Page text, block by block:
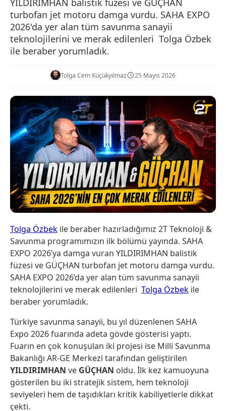
YILDIRIMHAN balistik füzesi ve GÜÇHAN
turbofan jet motoru damga vurdu. SAHA EXPO
2026'da yer alan tüm savunma sanayii
teknolojilerini ve merak edilenleri ​ Tolga Özbek
ile beraber yorumladık.
Tolga Cem Küçükyılmaz 25 Mayıs 2026
Tolga Özbek ile beraber hazırladığımız 2T Teknoloji &
Savunma programımızın ilk bölümü yayında. SAHA
EXPO 2026’ya damga vuran YILDIRIMHAN balistik
füzesi ve GÜÇHAN turbofan jet motoru damga vurdu.
SAHA EXPO 2026’da yer alan tüm savunma sanayii
teknolojilerini ve merak edilenleri ​ Tolga Özbek ile
beraber yorumladık.
Türkiye savunma sanayii, bu yıl düzenlenen SAHA
Expo 2026fuarında adeta gövde gösterisi yaptı.
Fuarın en çok konuşulan iki projesi ise Milli Savunma
Bakanlığı AR-GE Merkezi tarafından geliştirilen
YILDIRIMHAN ve GÜÇHAN oldu. İlk kez kamuoyuna
gösterilen bu iki stratejik sistem, hem teknoloji
seviyeleri hem de taşıdıkları kritik kabiliyetlerle dikkat
çekti.